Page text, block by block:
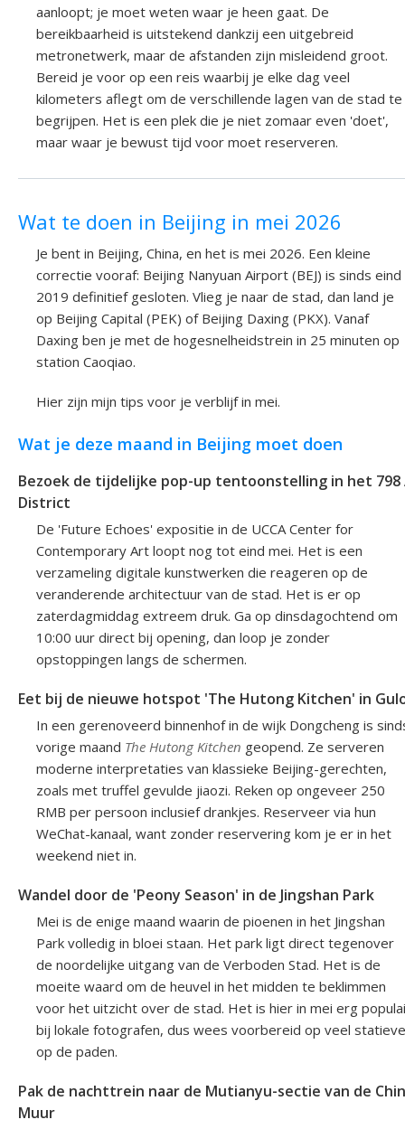
aanloopt; je moet weten waar je heen gaat. De
bereikbaarheid is uitstekend dankzij een uitgebreid
metronetwerk, maar de afstanden zijn misleidend groot.
Bereid je voor op een reis waarbij je elke dag veel
kilometers aflegt om de verschillende lagen van de stad te
begrijpen. Het is een plek die je niet zomaar even 'doet',
maar waar je bewust tijd voor moet reserveren.
Wat te doen in Beijing in mei 2026
Je bent in Beijing, China, en het is mei 2026. Een kleine
correctie vooraf: Beijing Nanyuan Airport (BEJ) is sinds eind
2019 definitief gesloten. Vlieg je naar de stad, dan land je
op Beijing Capital (PEK) of Beijing Daxing (PKX). Vanaf
Daxing ben je met de hogesnelheidstrein in 25 minuten op
station Caoqiao.
Hier zijn mijn tips voor je verblijf in mei.
Wat je deze maand in Beijing moet doen
Bezoek de tijdelijke pop-up tentoonstelling in het
District
De 'Future Echoes' expositie in de UCCA Center for
Contemporary Art loopt nog tot eind mei. Het is een
verzameling digitale kunstwerken die reageren op de
veranderende architectuur van de stad. Het is er op
zaterdagmiddag extreem druk. Ga op dinsdagochtend om
10:00 uur direct bij opening, dan loop je zonder
opstoppingen langs de schermen.
Eet bij de nieuwe hotspot 'The Hutong Kitchen' in
In een gerenoveerd binnenhof in de wijk Dongcheng is
vorige maand The Hutong Kitchen geopend. Ze serveren
moderne interpretaties van klassieke Beijing-gerechten,
zoals met truffel gevulde jiaozi. Reken op ongeveer 250
RMB per persoon inclusief drankjes. Reserveer via hun
WeChat-kanaal, want zonder reservering kom je er in het
weekend niet in.
Wandel door de 'Peony Season' in de Jingshan Park
Mei is de enige maand waarin de pioenen in het Jingshan
Park volledig in bloei staan. Het park ligt direct tegenover
de noordelijke uitgang van de Verboden Stad. Het is de
moeite waard om de heuvel in het midden te beklimmen
voor het uitzicht over de stad. Het is hier in mei erg
bij lokale fotografen, dus wees voorbereid op veel
op de paden.
Pak de nachttrein naar de Mutianyu-sectie van de
Muur